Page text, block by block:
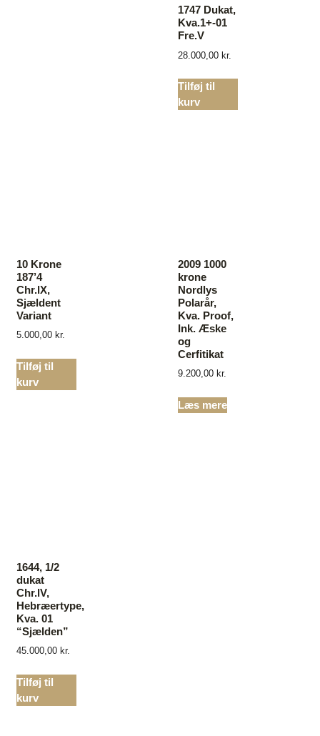
1747 Dukat,
Kva.1+-01
Fre.V
28.000,00 kr.
Tilføj til
kurv
10 Krone
187’4
Chr.lX,
Sjældent
Variant
5.000,00 kr.
Tilføj til
kurv
2009 1000
krone
Nordlys
Polarår,
Kva. Proof,
Ink. Æske
og
Cerfitikat
9.200,00 kr.
Læs mere
1644, 1/2
dukat
Chr.lV,
Hebræertype,
Kva. 01
“Sjælden”
45.000,00 kr.
Tilføj til
kurv